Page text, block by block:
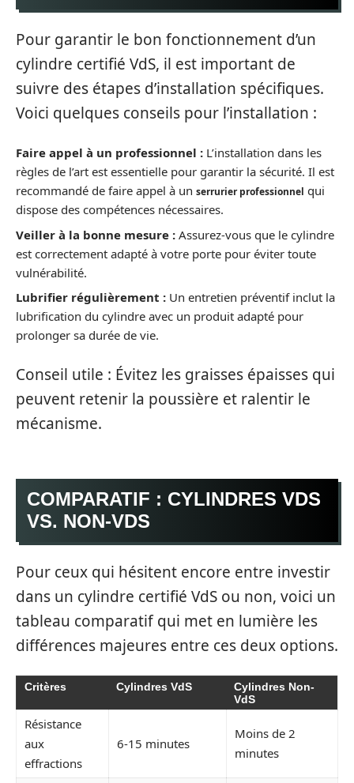
Pour garantir le bon fonctionnement d’un
cylindre certifié VdS, il est important de
suivre des étapes d’installation spécifiques.
Voici quelques conseils pour l’installation :
Faire appel à un professionnel : L’installation dans les
règles de l’art est essentielle pour garantir la sécurité. Il est
recommandé de faire appel à un serrurier professionnel qui
dispose des compétences nécessaires.
Veiller à la bonne mesure : Assurez-vous que le cylindre
est correctement adapté à votre porte pour éviter toute
vulnérabilité.
Lubrifier régulièrement : Un entretien préventif inclut la
lubrification du cylindre avec un produit adapté pour
prolonger sa durée de vie.
Conseil utile : Évitez les graisses épaisses qui
peuvent retenir la poussière et ralentir le
mécanisme.
COMPARATIF : CYLINDRES VDS
VS. NON-VDS
Pour ceux qui hésitent encore entre investir
dans un cylindre certifié VdS ou non, voici un
tableau comparatif qui met en lumière les
différences majeures entre ces deux options.
Critères Cylindres VdS
Cylindres Non-
VdS
Résistance
aux
effractions
6-15 minutes
Moins de 2
minutes